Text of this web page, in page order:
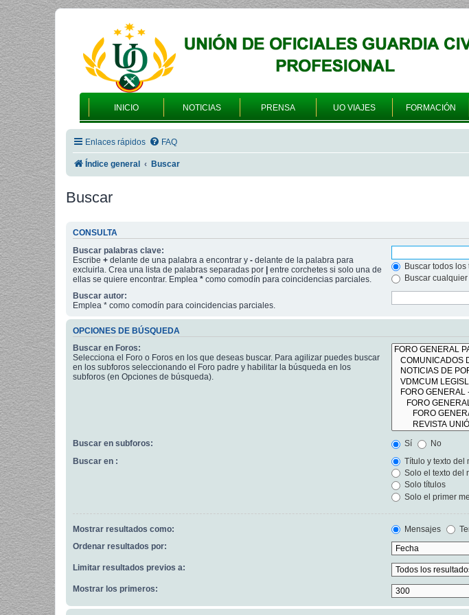
INICIO NOTICIAS PRENSA UO VIAJES FORMACIÓN
Enlaces rápidos FAQ
Índice general Buscar
Buscar
CONSULTA
Buscar palabras clave:
Escribe + delante de una palabra a encontrar y - delante de la palabra para
excluirla. Crea una lista de palabras separadas por
entre corchetes si solo una de
ellas se quiere encontrar. Emplea * como comodín para coincidencias parciales.
Buscar todos los
Buscar
Buscar autor:
Emplea * como comodín para coincidencias parciales.
OPCIONES DE BÚSQUEDA
Buscar en Foros:
Selecciona el Foro o Foros en los que deseas buscar. Para agilizar puedes buscar
en los subforos seleccionando el Foro padre y habilitar la búsqueda en los
subforos (en Opciones de búsqueda).
Buscar en subforos: Sí
No
Buscar en :
Título y texto del
Solo el texto del
Solo títulos
Solo el primer
Mostrar resultados como: Mensajes
Ordenar resultados por:
Limitar resultados previos a:
Mostrar los primeros: